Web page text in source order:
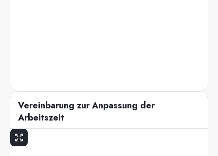
Vereinbarung zur Anpassung der
Arbeitszeit